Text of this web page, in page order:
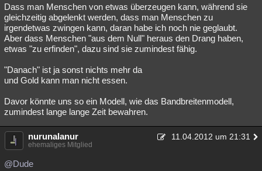
Dass man Menschen von etwas überzeugen kann, während sie
gleichzeitig abgelenkt werden, dass man Menschen zu
irgendetwas zwingen kann, daran habe ich noch nie geglaubt.
Aber dass Menschen "aus dem Null" heraus den Drang haben,
etwas "zu erfinden", dazu sind sie zumindest fähig.
"Danach" ist ja sonst nichts mehr da
und Gold kann man nicht essen.
Davor könnte uns so ein Modell, wie das Bandbreitenmodell,
zumindest lange lange Zeit bewahren.
nurunalanur 11.04.2012 um 21:31
ehemaliges Mitglied
@Dude